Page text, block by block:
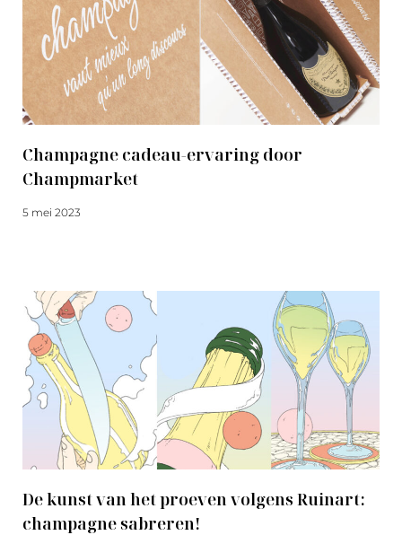
Champagne cadeau-ervaring door
Champmarket
5 mei 2023
De kunst van het proeven volgens Ruinart:
champagne sabreren!